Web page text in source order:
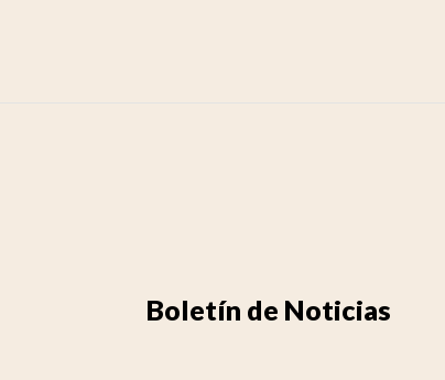
Boletín de Noticias